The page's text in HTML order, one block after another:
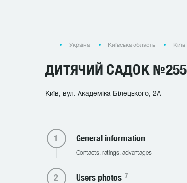
Україна Київська область Київ
ДИТЯЧИЙ САДОК №255
Київ, вул. Академіка Білецького, 2А
General information
Contacts, ratings, advantages
Users photos 7